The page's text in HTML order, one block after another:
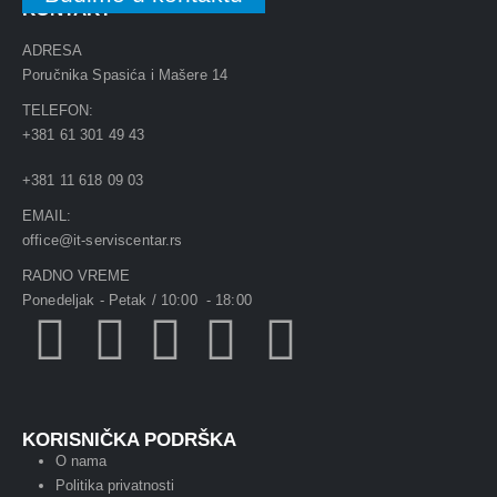
KONTAKT
ADRESA
Poručnika Spasića i Mašere 14
TELEFON:
+381 61 301 49 43
+381 11 618 09 03
EMAIL:
office@it-serviscentar.rs
RADNO VREME
Ponedeljak - Petak / 10:00 - 18:00
KORISNIČKA PODRŠKA
O nama
Politika privatnosti